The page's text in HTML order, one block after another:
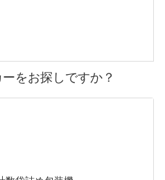
をお探しですか？